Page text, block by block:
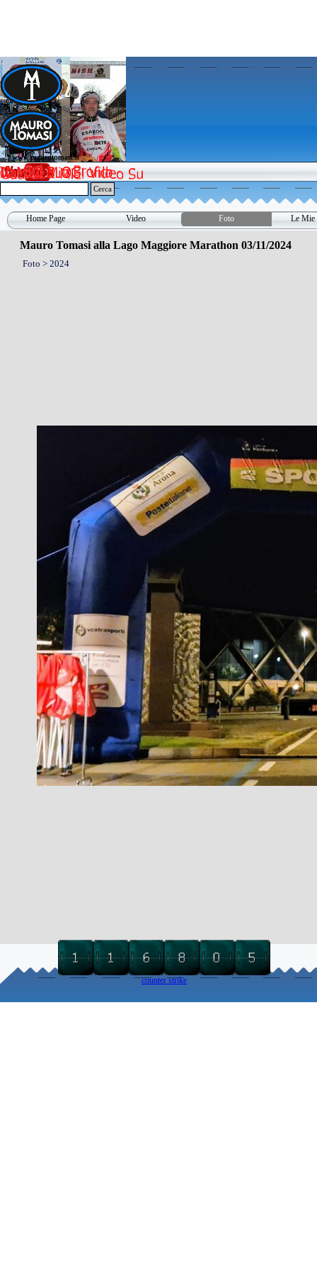
www.maurotomasi.it
www.maurotomasi.it
Cerca
Home Page Video ▼
Foto Le Mie
Mauro Tomasi alla Lago Maggiore Marathon 03/11/2024
Foto > 2024
counter strike